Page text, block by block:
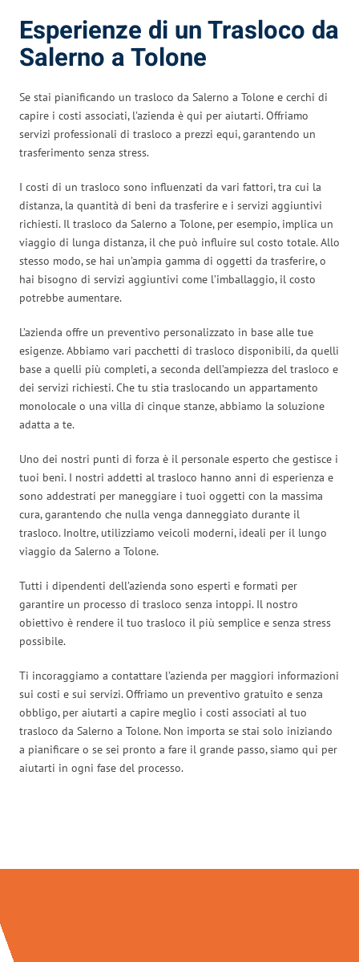
Esperienze di un Trasloco da
Salerno a Tolone
Se stai pianificando un trasloco da Salerno a Tolone e cerchi di
capire i costi associati, l’azienda è qui per aiutarti. Offriamo
servizi professionali di trasloco a prezzi equi, garantendo un
trasferimento senza stress.
I costi di un trasloco sono influenzati da vari fattori, tra cui la
distanza, la quantità di beni da trasferire e i servizi aggiuntivi
richiesti. Il trasloco da Salerno a Tolone, per esempio, implica un
viaggio di lunga distanza, il che può influire sul costo totale. Allo
stesso modo, se hai un’ampia gamma di oggetti da trasferire, o
hai bisogno di servizi aggiuntivi come l’imballaggio, il costo
potrebbe aumentare.
L’azienda offre un preventivo personalizzato in base alle tue
esigenze. Abbiamo vari pacchetti di trasloco disponibili, da quelli
base a quelli più completi, a seconda dell’ampiezza del trasloco e
dei servizi richiesti. Che tu stia traslocando un appartamento
monolocale o una villa di cinque stanze, abbiamo la soluzione
adatta a te.
Uno dei nostri punti di forza è il personale esperto che gestisce i
tuoi beni. I nostri addetti al trasloco hanno anni di esperienza e
sono addestrati per maneggiare i tuoi oggetti con la massima
cura, garantendo che nulla venga danneggiato durante il
trasloco. Inoltre, utilizziamo veicoli moderni, ideali per il lungo
viaggio da Salerno a Tolone.
Tutti i dipendenti dell’azienda sono esperti e formati per
garantire un processo di trasloco senza intoppi. Il nostro
obiettivo è rendere il tuo trasloco il più semplice e senza stress
possibile.
Ti incoraggiamo a contattare l’azienda per maggiori informazioni
sui costi e sui servizi. Offriamo un preventivo gratuito e senza
obbligo, per aiutarti a capire meglio i costi associati al tuo
trasloco da Salerno a Tolone. Non importa se stai solo iniziando
a pianificare o se sei pronto a fare il grande passo, siamo qui per
aiutarti in ogni fase del processo.